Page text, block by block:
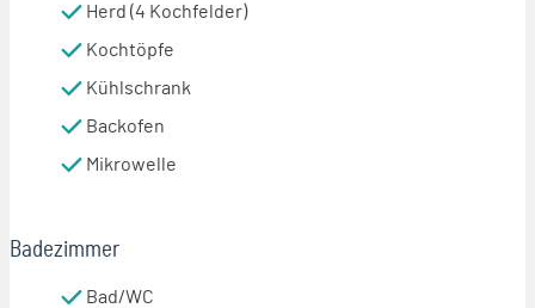
Herd (4 Kochfelder)
Kochtöpfe
Kühlschrank
Backofen
Mikrowelle
Badezimmer
Bad/WC